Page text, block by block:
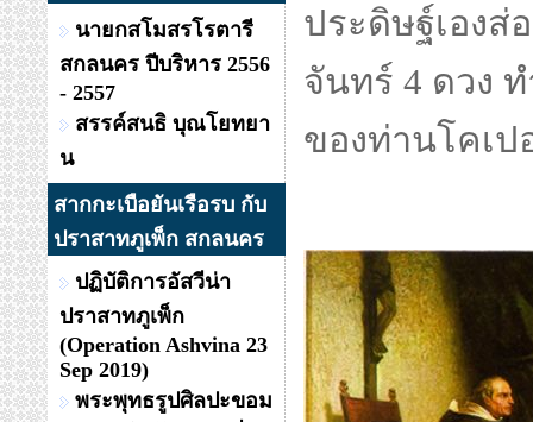
นายกสโมสรโรตารี
สกลนคร ปีบริหาร 2556
- 2557
สรรค์สนธิ บุณโยทยา
น
สากกะเบือยันเรือรบ กับ
ปราสาทภูเพ็ก สกลนคร
ปฏิบัติการอัสวีน่า
ปราสาทภูเพ็ก
(Operation Ashvina 23
Sep 2019)
พระพุทธรูปศิลปะขอม
ประดิษฐ์เองส่
จันทร์ 4 ดวง
ของท่านโคเ